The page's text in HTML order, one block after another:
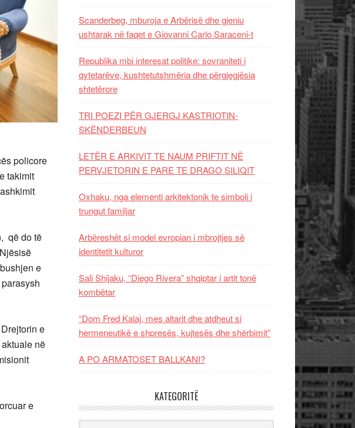
policore
takimit
që do të
e
e
në
e
Scanderbeg, mburoja e Arbërisë dhe gjeniu
ushtarak në faqet e Giovanni Carlo Saraceni-t
Republika mbi interesat politike: sovraniteti i
qytetarëve, kushtetutshmëria dhe përgjegjësia
shtetërore
TRI POEZI PËR GJERGJ KASTRIOTIN-
SKËNDERBEUN
LETËR E ARKIVIT TE NAUM PRIFTIT NË
PERVJETORIN E PARE TE DRAGO SILIQIT
Oxhaku, nga elementi arkitektonik te simboli i
trungut familjar
Arbëreshët si model evropian i mbrojtjes së
identitetit kulturor
Sali Shijaku, “Diego Rivera” shqiptar i artit tonë
kombëtar
“Dom Fred Kalaj, mes altarit dhe atdheut si
hermeneutikë e shpresës, kujtesës dhe shërbimit”
A PO ARMATOSET BALLKANI?
KATEGORITË